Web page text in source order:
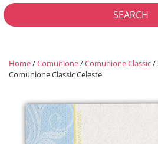
SEARCH
Home/Comunione/Comunione Classic/
Comunione Classic Celeste